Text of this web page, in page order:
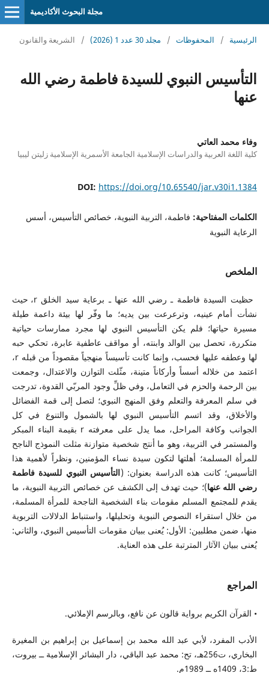
مجلة البحوث الأكاديمية
الرئيسية / المحفوظات / مجلد 30 عدد 1 (2026) / الشريعة والقانون
التأسيس النبوي للسيدة فاطمة رضي الله
عنها
وفاء محمد العاتي
كلية اللغة العربية والدراسات الإسلامية الجامعة الأسمرية الإسلامية زليتن ليبيا
DOI: https://doi.org/10.65540/jar.v30i1.1384
الكلمات المفتاحية: فاطمة، التربية النبوية، خصائص التأسيس، أسس
الرعاية النبوية
الملخص
حظيت السيدة فاطمة ـ رضي الله عنها ـ برعاية سيد الخلق r، حيث
نشأت أمام عينيه، وترعرعت بين يديه؛ ما وفّر لها بيئة داعمة طيلة
مسيرة حياتها؛ فلم يكن التأسيس النبوي لها مجرد ممارسات حياتية
متكررة، تحصل بين الوالد وابنته، أو مواقف عاطفية عابرة، تحكي حبه
لها وعطفه عليها فحسب، وإنما كانت تأسيساً منهجياً مقصوداً من قبله r،
اعتمد من خلاله أسساً وأركاناً متينة، مثّلت التوازن والاعتدال، وجمعت
بين الرحمة والحزم في التعامل، وفي ظلِّ وجود المربّي القدوة، تدرجت
في سلم المعرفة والتعلم وفق المنهج النبوي؛ لتصل إلى قمة الفضائل
والأخلاق، وقد اتسم التأسيس النبوي لها بالشمول والتنوع في كل
الجوانب وكافة المراحل، مما يدل على معرفته r بقيمة البناء المبكر
والمستمر في التربية، وهو ما أنتج شخصية متوازنة مثلت النموذج الناجح
للمرأة المسلمة؛ أهلتها لتكون سيدة نساء المؤمنين، ونظراً لأهمية هذا
التأسيس؛ كانت هذه الدراسة بعنوان: (التأسيس النبوي للسيدة فاطمة
رضي الله عنها)؛ حيث تهدف إلى الكشف عن خصائص التربية النبوية، ما
يقدم للمجتمع المسلم مقومات بناء الشخصية الناجحة للمرأة المسلمة،
من خلال استقراء النصوص النبوية وتحليلها، واستنباط الدلالات التربوية
منها، ضمن مطلبين: الأول: يُعنى ببيان مقومات التأسيس النبوي، والثاني:
يُعنى ببيان الآثار المترتبة على هذه العناية.
المراجع
• القرآن الكريم برواية قالون عن نافع، وبالرسم الإملائي.
الأدب المفرد، لأبي عبد الله محمد بن إسماعيل بن إبراهيم بن المغيرة
البخاري، ت256هـ، تح: محمد عبد الباقي، دار البشائر الإسلامية ــ بيروت،
ط:3، 1409ه ــ 1989م.